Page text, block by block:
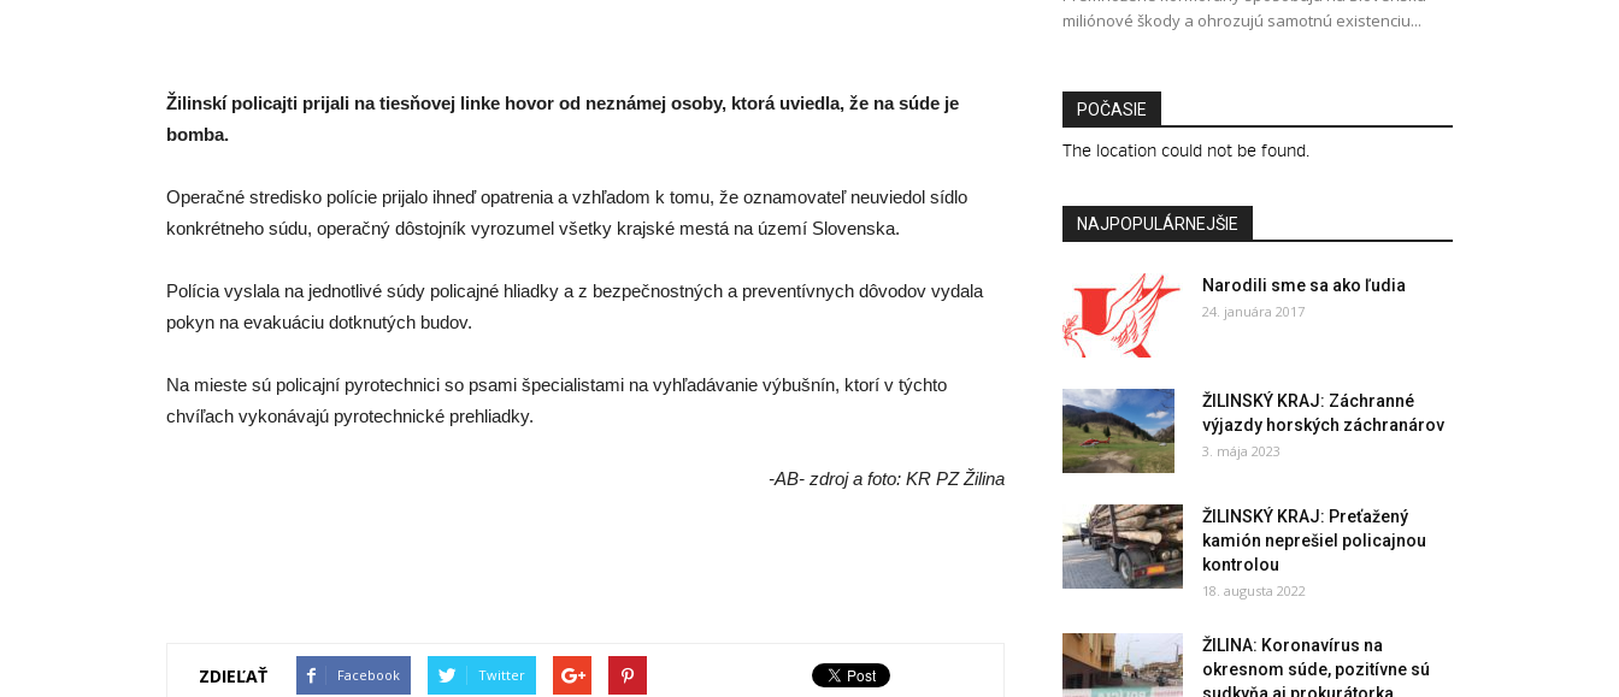
Žilinskí policajti prijali na tiesňovej linke hovor od neznámej osoby, ktorá uviedla, že na súde je
bomba.
Operačné stredisko polície prijalo ihneď opatrenia a vzhľadom k tomu, že oznamovateľ neuviedol sídlo
konkrétneho súdu, operačný dôstojník vyrozumel všetky krajské mestá na území Slovenska.
Polícia vyslala na jednotlivé súdy policajné hliadky a z bezpečnostných a preventívnych dôvodov vydala
pokyn na evakuáciu dotknutých budov.
Na mieste sú policajní pyrotechnici so psami špecialistami na vyhľadávanie výbušnín, ktorí v týchto
chvíľach vykonávajú pyrotechnické prehliadky.
-AB- zdroj a foto: KR PZ Žilina
ZDIEĽAŤ Facebook Twitter
miliónové škody a ohrozujú samotnú existenciu...
POČASIE
The location could not be found.
NAJPOPULÁRNEJŠIE
Narodili sme sa ako ľudia
24. januára 2017
ŽILINSKÝ KRAJ: Záchranné
výjazdy horských záchranárov
3. mája 2023
ŽILINSKÝ KRAJ: Preťažený
kamión neprešiel policajnou
kontrolou
18. augusta 2022
ŽILINA: Koronavírus na
okresnom súde, pozitívne sú